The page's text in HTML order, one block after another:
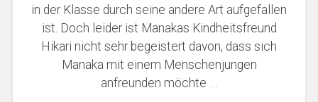
in der Klasse durch seine andere Art aufgefallen
ist. Doch leider ist Manakas Kindheitsfreund
Hikari nicht sehr begeistert davon, dass sich
Manaka mit einem Menschenjungen
anfreunden möchte …